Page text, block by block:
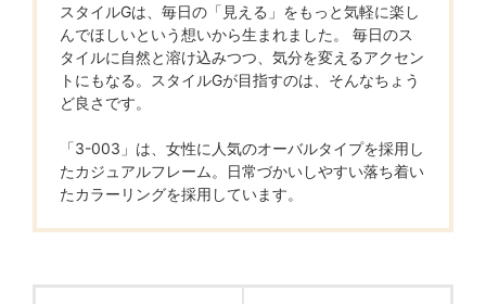
スタイルGは、毎日の「見える」をもっと気軽に楽し
んでほしいという想いから生まれました。 毎日のス
タイルに自然と溶け込みつつ、気分を変えるアクセン
トにもなる。スタイルGが目指すのは、そんなちょう
ど良さです。
「3-003」は、女性に人気のオーバルタイプを採用し
たカジュアルフレーム。日常づかいしやすい落ち着い
たカラーリングを採用しています。